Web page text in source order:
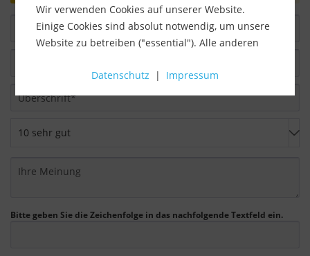
Bitte geben Sie die Zeichenfolge in das nachfolgende Textfeld ein.
Wir verwenden Cookies auf unserer Website.
Einige Cookies sind absolut notwendig, um unsere
Website zu betreiben ("essential"). Alle anderen
Verwendung zustimmen (z. B. für Google Maps).
Über die Auswahl bestimmter Cookies in den
"nur wesentliche Cookies ", "alle Cookies
Einstellungen speichern" möchten.
essentiellen Cookies ist freiwillig. Sie können Ihre
Datenschutz | Impressum